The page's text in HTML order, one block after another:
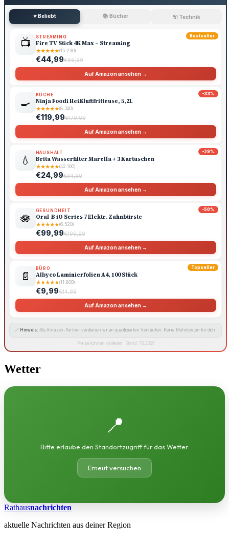
⭐ Beliebt 📚 Bücher 🔌 Technik
Bestseller
📺 STREAMING
Fire TV Stick 4K Max – Streaming
★★★★★(15.230)
€44,99€69,99
Auf Amazon ansehen →
-33%
🍳
KÜCHE
Ninja Foodi Heißluftfritteuse, 5,2L
★★★★★(8.740)
€119,99€179,99
Auf Amazon ansehen →
-29%
💧
HAUSHALT
Brita Wasserfilter Marella + 3 Kartuschen
★★★★★(42.100)
€24,99€34,99
Auf Amazon ansehen →
-50%
🪷
GESUNDHEIT
Oral-B iO Series 7 Elektr. Zahnbürste
★★★★★(6.520)
€99,99€199,99
Auf Amazon ansehen →
Topseller
📄
BÜRO
Albyco Laminierfolien A4, 100 Stück
★★★★★(11.800)
€9,99€14,99
Auf Amazon ansehen →
🔗 Hinweis: Als Amazon-Partner verdienen wir an qualifizierten Verkäufen. Keine Mehrkosten für dich.
Preise können variieren · Stand: 7.8.2026
Wetter
📍
Bitte erlaube den Standortzugriff für das Wetter.
Erneut versuchen
Rathausnachrichten
aktuelle Nachrichten aus deiner Region